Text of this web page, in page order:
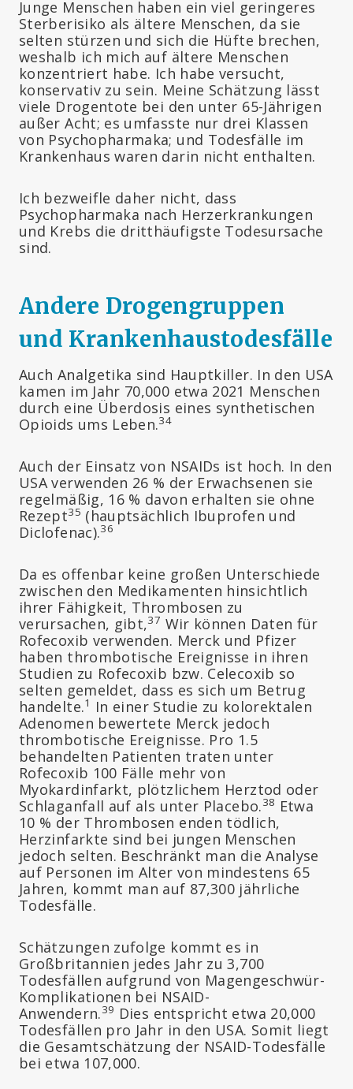
Junge Menschen haben ein viel geringeres
Sterberisiko als ältere Menschen, da sie
selten stürzen und sich die Hüfte brechen,
weshalb ich mich auf ältere Menschen
konzentriert habe. Ich habe versucht,
konservativ zu sein. Meine Schätzung lässt
viele Drogentote bei den unter 65-Jährigen
außer Acht; es umfasste nur drei Klassen
von Psychopharmaka; und Todesfälle im
Krankenhaus waren darin nicht enthalten.
Ich bezweifle daher nicht, dass
Psychopharmaka nach Herzerkrankungen
und Krebs die dritthäufigste Todesursache
sind.
Andere Drogengruppen
und Krankenhaustodesfälle
Auch Analgetika sind Hauptkiller. In den USA
kamen im Jahr 70,000 etwa 2021 Menschen
durch eine Überdosis eines synthetischen
Opioids ums Leben.34
Auch der Einsatz von NSAIDs ist hoch. In den
USA verwenden 26 % der Erwachsenen sie
regelmäßig, 16 % davon erhalten sie ohne
Rezept35 (hauptsächlich Ibuprofen und
Diclofenac).36
Da es offenbar keine großen Unterschiede
zwischen den Medikamenten hinsichtlich
ihrer Fähigkeit, Thrombosen zu
verursachen, gibt,37 Wir können Daten für
Rofecoxib verwenden. Merck und Pfizer
haben thrombotische Ereignisse in ihren
Studien zu Rofecoxib bzw. Celecoxib so
selten gemeldet, dass es sich um Betrug
handelte.1
In einer Studie zu kolorektalen
Adenomen bewertete Merck jedoch
thrombotische Ereignisse. Pro 1.5
behandelten Patienten traten unter
Rofecoxib 100 Fälle mehr von
Myokardinfarkt, plötzlichem Herztod oder
Schlaganfall auf als unter Placebo.38 Etwa
10 % der Thrombosen enden tödlich,
Herzinfarkte sind bei jungen Menschen
jedoch selten. Beschränkt man die Analyse
auf Personen im Alter von mindestens 65
Jahren, kommt man auf 87,300 jährliche
Todesfälle.
Schätzungen zufolge kommt es in
Großbritannien jedes Jahr zu 3,700
Todesfällen aufgrund von Magengeschwür-
Komplikationen bei NSAID-
Anwendern.39 Dies entspricht etwa 20,000
Todesfällen pro Jahr in den USA. Somit liegt
die Gesamtschätzung der NSAID-Todesfälle
bei etwa 107,000.